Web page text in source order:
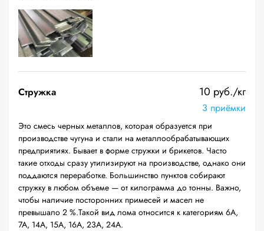
Стружка 10 руб./кг
3 приёмки
Это смесь черных металлов, которая образуется при
производстве чугуна и стали на металлообрабатывающих
предприятиях. Бывает в форме стружки и брикетов. Часто
такие отходы сразу утилизируют на производстве, однако они
поддаются переработке. Большинство пунктов собирают
стружку в любом объеме — от килограмма до тонны. Важно,
чтобы наличие посторонних примесей и масел не
превышало 2 %.Такой вид лома относится к категориям 6А,
7А, 14А, 15А, 16А, 23А, 24А.